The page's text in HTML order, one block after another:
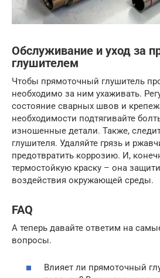
Обслуживание и уход за
глушителем
Чтобы прямоточный глушитель
необходимо за ним ухаживать.
состояние сварных швов и
необходимости подтягивайте
изношенные детали. Также,
глушителя. Удаляйте грязь и
предотвратить коррозию. И,
термостойкую краску – она
воздействия окружающей среды.
FAQ
А теперь давайте ответим на
вопросы.
Влияет ли прямоточный